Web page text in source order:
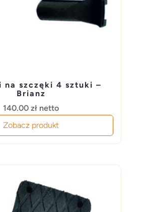
na szczęki 4 sztuki –
Brianz
140.00zł netto
Zobacz produkt